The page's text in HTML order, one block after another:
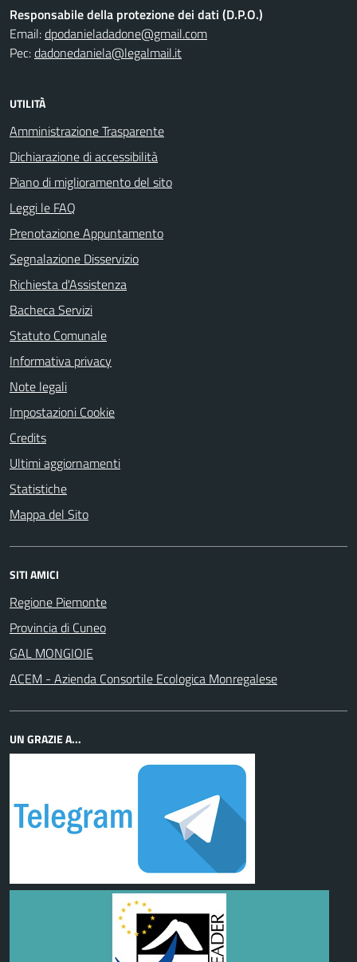
Responsabile della protezione dei dati (D.P.O.)
Email:dpodanieladadone@gmail.com
Pec:dadonedaniela@legalmail.it
UTILITÀ
Amministrazione Trasparente
Dichiarazione di accessibilità
Piano di miglioramento del sito
Leggi le FAQ
Prenotazione Appuntamento
Segnalazione Disservizio
Richiesta d'Assistenza
Bacheca Servizi
Statuto Comunale
Informativa privacy
Note legali
Impostazioni Cookie
Credits
Ultimi aggiornamenti
Statistiche
Mappa del Sito
SITI AMICI
Regione Piemonte
Provincia di Cuneo
GAL MONGIOIE
ACEM - Azienda Consortile Ecologica Monregalese
UN GRAZIE A...